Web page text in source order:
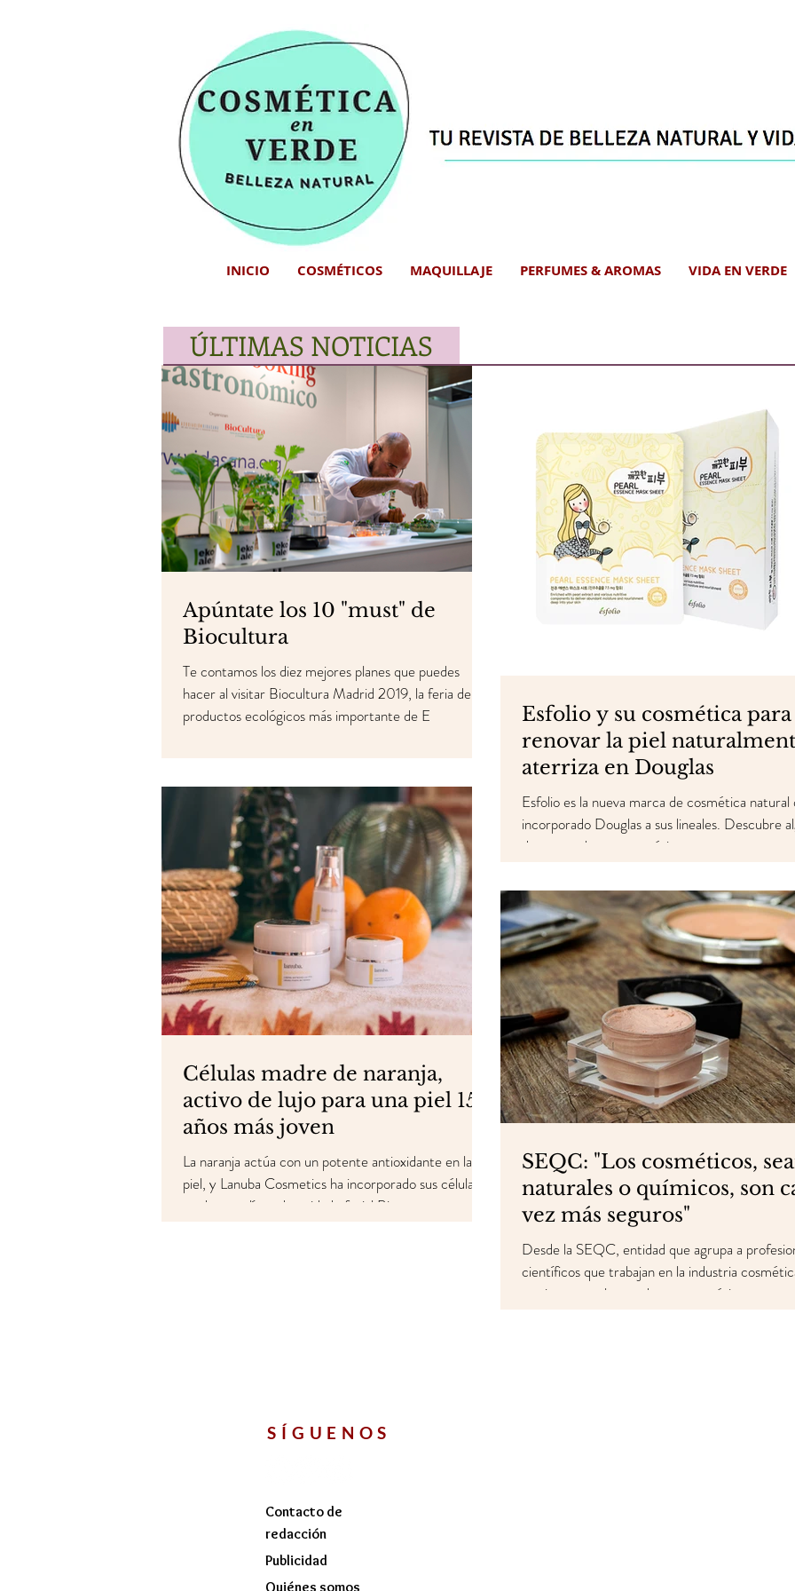
INICIO COSMÉTICOS MAQUILLAJE PERFUMES & AROMAS VIDA EN VERDE
ÚLTIMAS NOTICIAS
Apúntate los 10 "must" de
Biocultura
Te contamos los diez mejores planes que puedes
hacer al visitar Biocultura Madrid 2019, la feria de
productos ecológicos más importante de E
Esfolio y su cosmética para
renovar la piel
aterriza en Douglas
Esfolio es la nueva marca de cosmética natural
incorporado Douglas a sus lineales. Descubre
de sus productos cosméticos estre
Células madre de naranja,
activo de lujo para una piel 15
años más joven
La naranja actúa con un potente antioxidante en la
piel, y Lanuba Cosmetics ha incorporado sus células
madre a su línea de cuidado facial Bi
SEQC: "Los cosméticos,
naturales o químicos, son
vez más seguros"
Desde la SEQC, entidad que agrupa a
científicos que trabajan en la industria
sostienen que los productos cosméticos
SÍGUENOS
Contacto de
redacción
Publicidad
Quiénes somos